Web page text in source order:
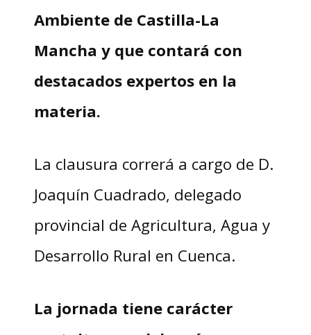
Ambiente de Castilla-La
Mancha y que contará con
destacados expertos en la
materia.
La clausura correrá a cargo de D.
Joaquín Cuadrado, delegado
provincial de Agricultura, Agua y
Desarrollo Rural en Cuenca.
La jornada tiene carácter